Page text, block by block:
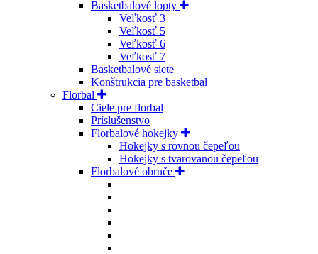
Basketbalové lopty
Veľkosť 3
Veľkosť 5
Veľkosť 6
Veľkosť 7
Basketbalové siete
Konštrukcia pre basketbal
Florbal
Ciele pre florbal
Príslušenstvo
Florbalové hokejky
Hokejky s rovnou čepeľou
Hokejky s tvarovanou čepeľou
Florbalové obruče